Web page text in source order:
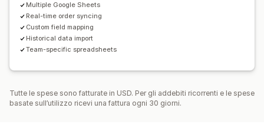
Multiple Google Sheets
Real-time order syncing
Custom field mapping
Historical data import
Team-specific spreadsheets
Tutte le spese sono fatturate in USD. Per gli addebiti ricorrenti e le spese
basate sull’utilizzo ricevi una fattura ogni 30 giorni.